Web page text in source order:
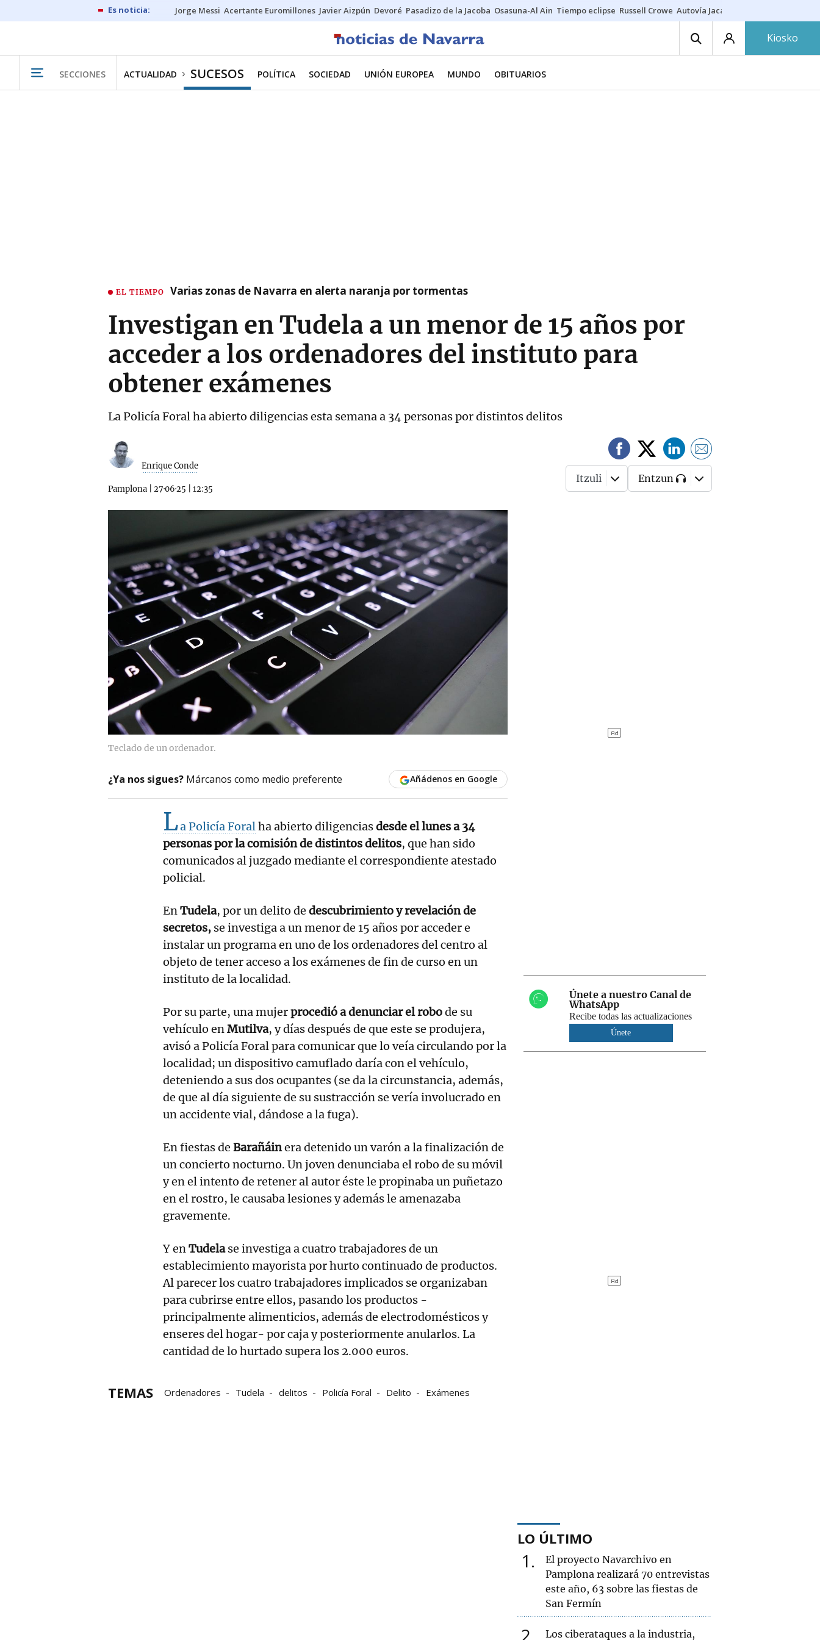
Jorge Messi Acertante Euromillones Javier Aizpún Devoré Pasadizo de la Jacoba Osasuna-Al Ain Tiempo eclipse Russell Crowe Autovía Jaca
Kiosko
SECCIONES ACTUALIDAD SUCESOS POLÍTICA SOCIEDAD UNIÓN EUROPEA MUNDO OBITUARIOS
EL TIEMPO Varias zonas de Navarra en alerta naranja por tormentas
Investigan en Tudela a un menor de 15 años por
acceder a los ordenadores del instituto para
obtener exámenes
La Policía Foral ha abierto diligencias esta semana a 34 personas por distintos delitos
Enrique Conde
Pamplona 27·06·25 12:35
Itzuli Entzun
Teclado de un ordenador.
¿Ya nos sigues? Márcanos como medio preferente Añádenos en Google
La Policía Foralha abierto diligenciasdesde el lunes a 34
personas por la comisión de distintos delitos, que han sido
comunicados al juzgado mediante el correspondiente atestado
policial.
EnTudela, por un delito de descubrimiento y revelación de
secretos, se investiga a un menor de 15 años por acceder e
instalar un programa en uno de los ordenadores del centro al
objeto de tener acceso a los exámenes de fin de curso en un
instituto de la localidad.
Por su parte, una mujerprocedió a denunciar el robode su
vehículo enMutilva, y días después de que este se produjera,
avisó a Policía Foral para comunicar que lo veía circulando por la
localidad; un dispositivo camuflado daría con el vehículo,
deteniendo a sus dos ocupantes (se da la circunstancia, además,
de que al día siguiente de su sustracción se vería involucrado en
un accidente vial, dándose a la fuga).
En fiestas de Barañáinera detenido un varón a la finalización de
un concierto nocturno. Un joven denunciaba el robo de su móvil
y en el intento de retener al autor éste le propinaba un puñetazo
en el rostro, le causaba lesiones y además le amenazaba
gravemente.
Y enTudelase investiga a cuatro trabajadores de un
establecimiento mayorista por hurto continuado de productos.
Al parecer los cuatro trabajadores implicados se organizaban
para cubrirse entre ellos, pasando los productos -
principalmente alimenticios, además de electrodomésticos y
enseres del hogar- por caja y posteriormente anularlos. La
cantidad de lo hurtado supera los 2.000 euros.
TEMAS Ordenadores Tudela delitos Policía Foral Delito Exámenes
Únete a nuestro Canal de
WhatsApp
Recibe todas las actualizaciones
Únete
LO ÚLTIMO
1
El proyecto Navarchivo en
Pamplona realizará 70 entrevistas
este año, 63 sobre las fiestas de
San Fermín
2
Los ciberataques a la industria,